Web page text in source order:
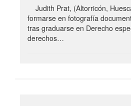
Judith Prat, (Altorricón,
formarse en fotografía
tras graduarse en Derecho
derechos…